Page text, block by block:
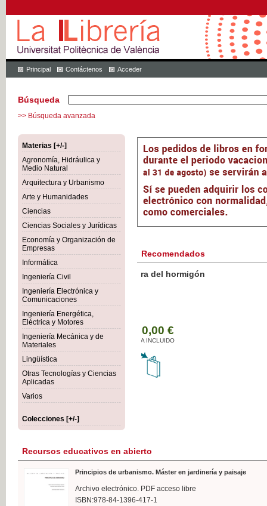
Principal Contáctenos Acceder
Búsqueda
>> Búsqueda avanzada
Materias [+/-]
Agronomía, Hidráulica y
Medio Natural
Arquitectura y Urbanismo
Arte y Humanidades
Ciencias
Ciencias Sociales y Jurídicas
Economía y Organización de
Empresas
Informática
Ingeniería Civil
Ingeniería Electrónica y
Comunicaciones
Ingeniería Energética,
Eléctrica y Motores
Ingeniería Mecánica y de
Materiales
Lingüística
Otras Tecnologías y Ciencias
Aplicadas
Varios
Colecciones [+/-]
Recomendados
Botánica Agroalimentaria
Recursos educativos en abierto
Principios de urbanismo. Máster en jardinería y paisaje
Archivo electrónico. PDF acceso libre
ISBN:978-84-1396-417-1